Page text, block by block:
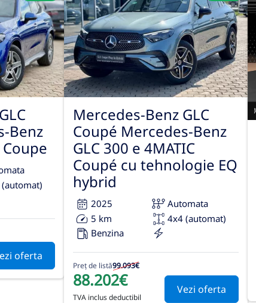
Benz
Coupe
oferta
Mercedes-Benz GLC
Coupé Mercedes-Benz
GLC 300 e 4MATIC
Coupé cu tehnologie EQ
hybrid
2025
Automata
5 km
4x4 (automat)
Benzina
Preț de listă99.093€
88.202€
TVA inclus deductibil
Vezi oferta